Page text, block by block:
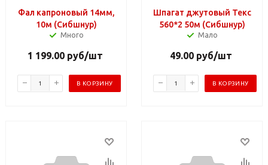
Фал капроновый 14мм,
10м (Сибшнур)
Много
1 199.00 руб/шт
В КОРЗИНУ
Шпагат джутовый Текс
560*2 50м (Сибшнур)
Мало
49.00 руб/шт
В КОРЗИНУ